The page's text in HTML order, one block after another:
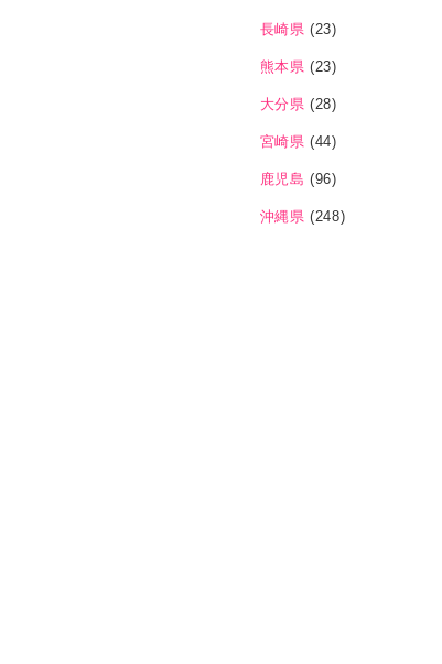
長崎県 (23)
熊本県 (23)
大分県 (28)
宮崎県 (44)
鹿児島 (96)
沖縄県 (248)